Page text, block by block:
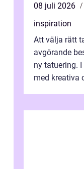
08 juli 2026
inspiration
Att välja rätt
avgörande
ny tatuering.
med kreativa